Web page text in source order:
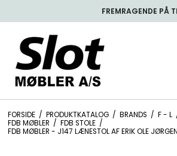
FREMRAGENDE PÅ
FORSIDE / PRODUKTKATALOG / BRANDS / F - L
FDB MØBLER / FDB STOLE /
FDB MØBLER - J147 LÆNESTOL AF ERIK OLE